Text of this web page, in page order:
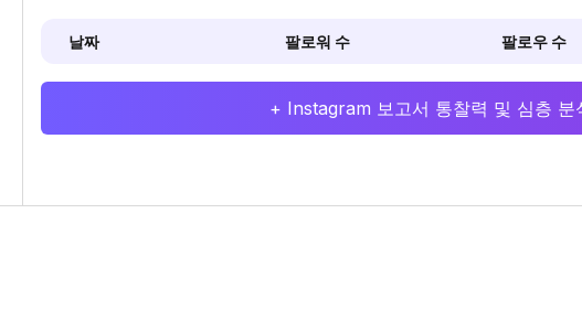
날짜 팔로워 수 팔로우 수
+ Instagram 보고서 통찰력 및 심층 분